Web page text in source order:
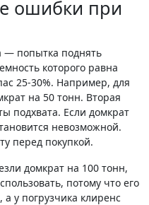
ошибки при
— попытка поднять
которого равна
25-30%. Например, для
на 50 тонн. Вторая
подхвата. Если домкрат
невозможной.
перед покупкой.
домкрат на 100 тонн,
потому что его
у погрузчика клиренс